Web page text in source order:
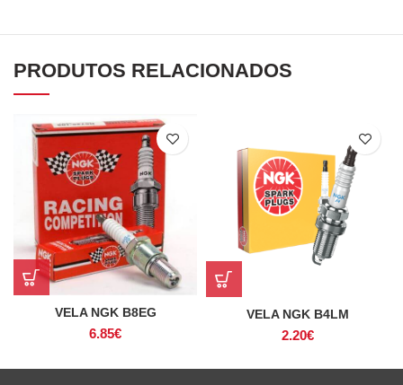
PRODUTOS RELACIONADOS
VELA NGK B8EG
6.85€
VELA NGK B4LM
2.20€